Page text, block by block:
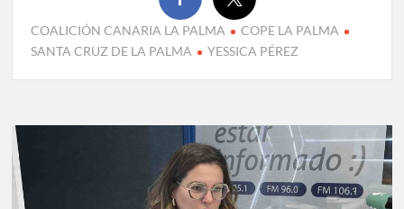
COALICIÓN CANARIA LA PALMA
COPE LA PALMA
SANTA CRUZ DE LA PALMA
YESSICA PÉREZ